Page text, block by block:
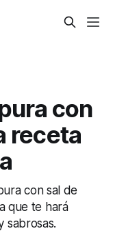
con
receta
con sal de
que te hará
sabrosas.